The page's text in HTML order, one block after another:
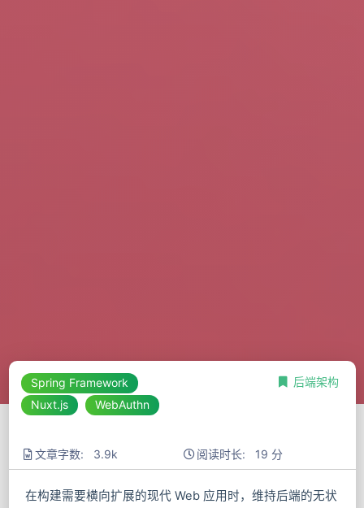
Spring Framework
Nuxt.js
WebAuthn
后端架构
文章字数: 3.9k 阅读时长: 19 分
在构建需要横向扩展的现代 Web 应用时，维持后端的无状